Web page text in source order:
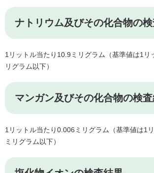
ナトリウム及びその化合物の
1リットル当たり10.9ミリグラム（基準値は1リ
リグラム以下）
マンガン及びその化合物の検
1リットル当たり0.006ミリグラム（基準値は1
ミリグラム以下）